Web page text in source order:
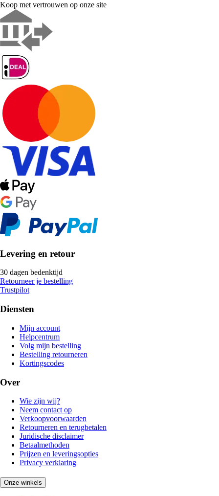
Koop met vertrouwen op onze site
Levering en retour
30 dagen bedenktijd
Retourneer je bestelling
Trustpilot
Diensten
Mijn account
Helpcentrum
Volg mijn bestelling
Bestelling retourneren
Kortingscodes
Over
Wie zijn wij?
Neem contact op
Verkoopvoorwaarden
Retourneren en terugbetalen
Juridische disclaimer
Betaalmethoden
Prijzen en leveringsopties
Privacy verklaring
Onze winkels